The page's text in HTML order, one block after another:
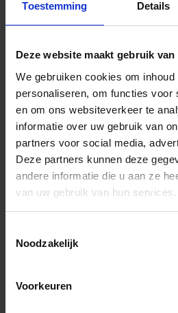
Toestemming Details
Deze website maakt gebruik van
We gebruiken cookies om
personaliseren, om functies voor
en om ons websiteverkeer te
informatie over uw gebruik van
partners voor social media,
Deze partners kunnen deze
andere informatie die u aan ze
van uw gebruik van hun services.
Noodzakelijk
Voorkeuren